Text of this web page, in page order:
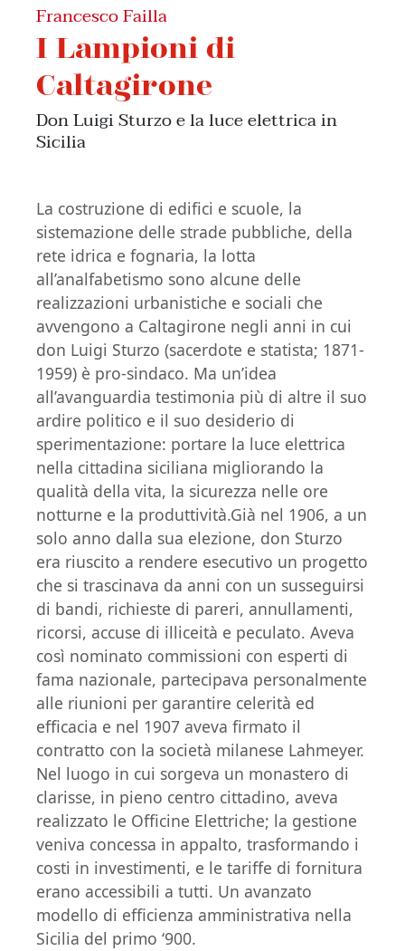
Francesco Failla
I Lampioni di
Caltagirone
Don Luigi Sturzo e la luce elettrica in
Sicilia
La costruzione di edifici e scuole, la
sistemazione delle strade pubbliche, della
rete idrica e fognaria, la lotta
all’analfabetismo sono alcune delle
realizzazioni urbanistiche e sociali che
avvengono a Caltagirone negli anni in cui
don Luigi Sturzo (sacerdote e statista; 1871-
1959) è pro-sindaco. Ma un’idea
all’avanguardia testimonia più di altre il suo
ardire politico e il suo desiderio di
sperimentazione: portare la luce elettrica
nella cittadina siciliana migliorando la
qualità della vita, la sicurezza nelle ore
notturne e la produttività.Già nel 1906, a un
solo anno dalla sua elezione, don Sturzo
era riuscito a rendere esecutivo un progetto
che si trascinava da anni con un susseguirsi
di bandi, richieste di pareri, annullamenti,
ricorsi, accuse di illiceità e peculato. Aveva
così nominato commissioni con esperti di
fama nazionale, partecipava personalmente
alle riunioni per garantire celerità ed
efficacia e nel 1907 aveva firmato il
contratto con la società milanese Lahmeyer.
Nel luogo in cui sorgeva un monastero di
clarisse, in pieno centro cittadino, aveva
realizzato le Officine Elettriche; la gestione
veniva concessa in appalto, trasformando i
costi in investimenti, e le tariffe di fornitura
erano accessibili a tutti. Un avanzato
modello di efficienza amministrativa nella
Sicilia del primo ‘900.